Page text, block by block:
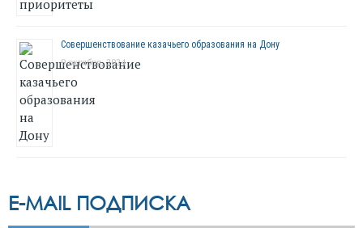
Совершенствование казачьего образования на Дону
9 октября, 2024
E-MAIL ПОДПИСКА